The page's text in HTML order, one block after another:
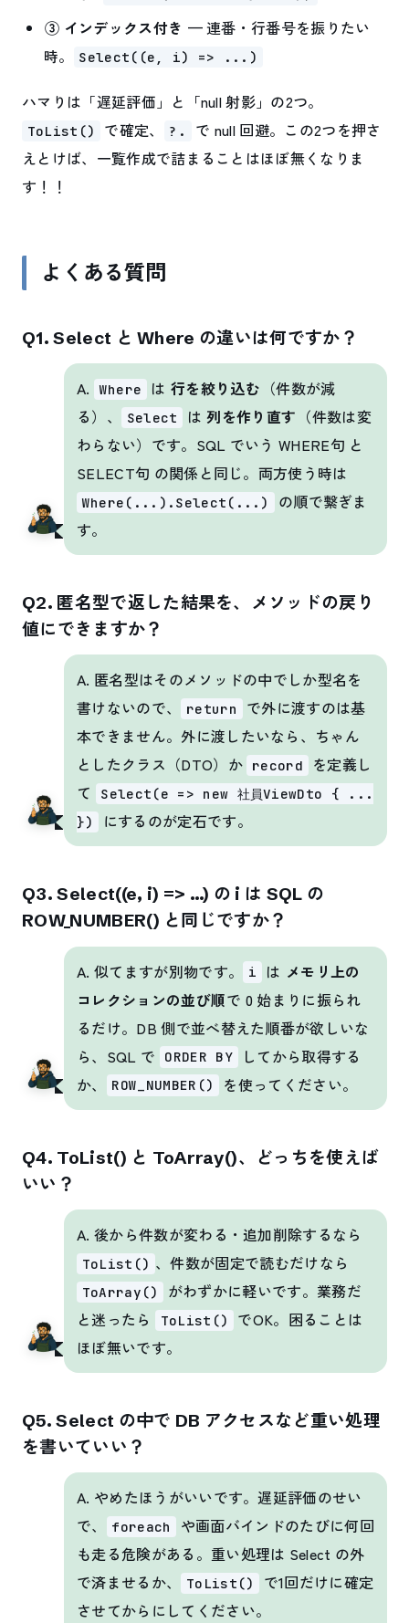
③ インデックス付き — 連番・行番号を振りたい
時。
Select((e, i) => ...)
ハマりは「遅延評価」と「null 射影」の2つ。
ToList() で確定、 ?.
で null 回避。この2つを押さ
えとけば、一覧作成で詰まることはほぼ無くなりま
す！！
よくある質問
Q1. Select と Where の違いは何ですか？
A. Where は 行を絞り込む （件数が減
る）、
Select は 列を作り直す （件数は変
わらない）です。SQL でいう WHERE句 と
SELECT句 の関係と同じ。両方使う時は
Where(...).Select(...)
の順で繋ぎま
す。
Q2. 匿名型で返した結果を、メソッドの戻り
値にできますか？
A. 匿名型はそのメソッドの中でしか型名を
書けないので、
return
で外に渡すのは基
本できません。外に渡したいなら、ちゃん
としたクラス（DTO）か record
を定義し
て
Select(e => new 社員ViewDto { ...
})
にするのが定石です。
Q3. Select((e, i) => …) の i は SQL の
ROW_NUMBER() と同じですか？
A. 似てますが別物です。 i は メモリ上の
コレクションの並び順で 0 始まりに振られ
るだけ。DB 側で並べ替えた順番が欲しいな
ら、SQL で
ORDER BY
してから取得する
か、
ROW_NUMBER() を使ってください。
Q4. ToList() と ToArray()、どっちを使えば
いい？
A. 後から件数が変わる・追加削除するなら
ToList() 、件数が固定で読むだけなら
ToArray()
がわずかに軽いです。業務だ
と迷ったら
ToList()
でOK。困ることは
ほぼ無いです。
Q5. Select の中で DB アクセスなど重い処理
を書いていい？
A. やめたほうがいいです。遅延評価のせい
で、
foreach
や画面バインドのたびに何回
も走る危険がある。重い処理は Select の外
で済ませるか、
ToList()
で1回だけに確定
させてからにしてください。